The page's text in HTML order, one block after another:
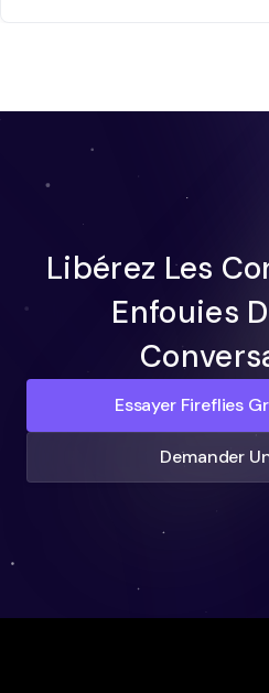
Libérez Les
Enfouies
Essayer Fireflies
Demander